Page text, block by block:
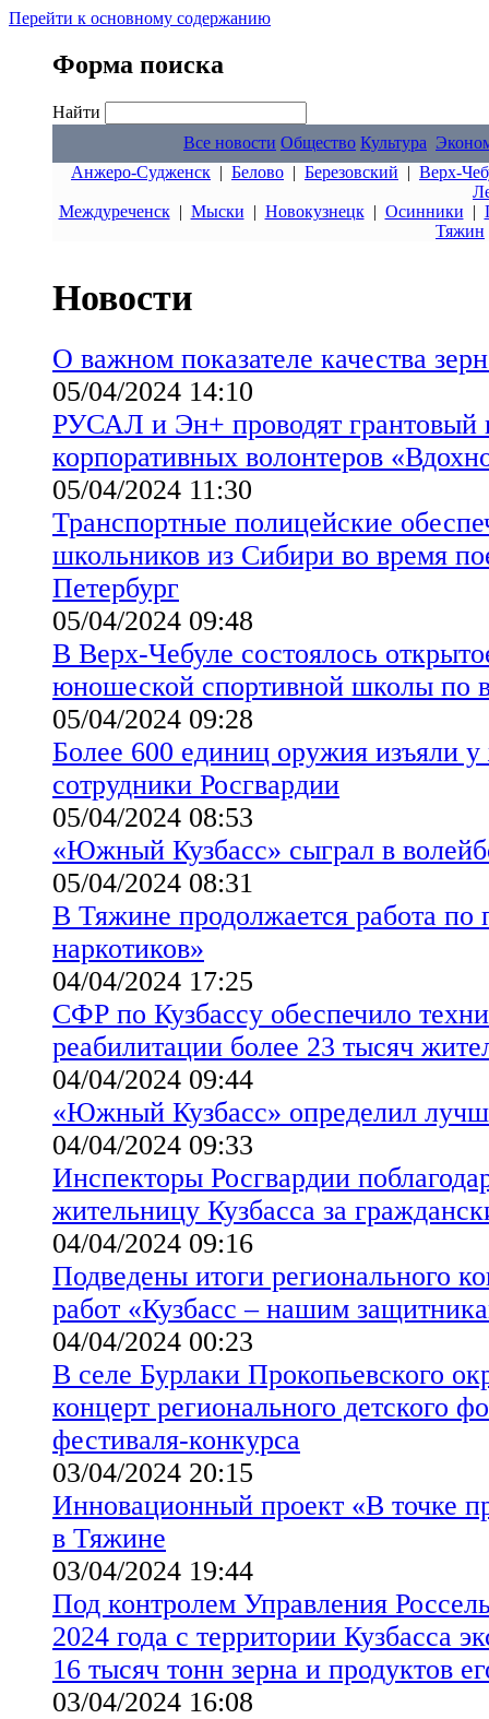
Перейти к основному содержанию
Форма поиска
Найти
Все новости Общество Культура
Анжеро-Судженск | Белово | Березовский | Верх-
Междуреченск| Мыски | Новокузнецк| Осинники |
Тяжин
Новости
О важном показателе качества
05/04/2024 14:10
РУСАЛ и Эн+ проводят грантовый
корпоративных волонтеров
05/04/2024 11:30
Транспортные полицейские
школьников из Сибири во время
Петербург
05/04/2024 09:48
В Верх-Чебуле состоялось
юношеской спортивной школы по
05/04/2024 09:28
Более 600 единиц оружия изъяли у
сотрудники Росгвардии
05/04/2024 08:53
«Южный Кузбасс» сыграл в
05/04/2024 08:31
В Тяжине продолжается работа по
наркотиков»
04/04/2024 17:25
СФР по Кузбассу обеспечило
реабилитации более 23 тысяч
04/04/2024 09:44
«Южный Кузбасс» определил
04/04/2024 09:33
Инспекторы Росгвардии
жительницу Кузбасса за
04/04/2024 09:16
Подведены итоги регионального
работ «Кузбасс – нашим
04/04/2024 00:23
В селе Бурлаки Прокопьевского
концерт регионального детского
фестиваля-конкурса
03/04/2024 20:15
Инновационный проект «В точке
в Тяжине
03/04/2024 19:44
Под контролем Управления
2024 года с территории Кузбасса
16 тысяч тонн зерна и продуктов
03/04/2024 16:08